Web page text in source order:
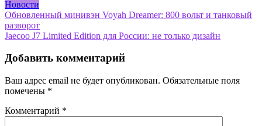
Новости
Навигация
по
Обновленный минивэн Voyah Dreamer: 800 вольт и танковый
разворот
Jaecoo J7 Limited Edition для России: не только дизайн
Добавить комментарий
Ваш адрес email не будет опубликован. Обязательные поля
помечены *
Комментарий *